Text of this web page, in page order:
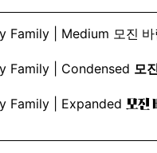
Family | Medium 모진
Family | Condensed 모
Family | Expanded 모진